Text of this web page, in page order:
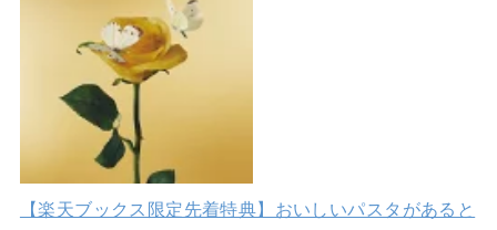
【楽天ブックス限定先着特典】おいしいパスタがあると